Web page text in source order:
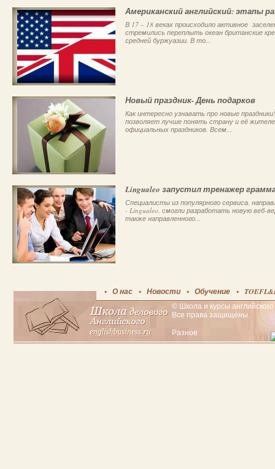
Американский английский: этапы
В 17 – 18 веках происходило активное
стремились переплыть океан британские
средней буржуазии. В то...
Новый праздник- День подарков
Как интересно узнавать про новые
позволяет лучше понять страну и её
официальных праздников. Всем...
Lingualeo запустил тренажер
Специалисты из популярного сервиса,
- Lingualeo, смогли разработать новую веб-
также направленного...
О нас Новости Обучение
© Школа и курсы
Все права защищены.
Разное